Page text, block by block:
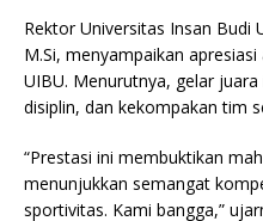
Rektor Universitas Insan Budi
M.Si, menyampaikan
UIBU. Menurutnya, gelar
disiplin, dan kekompakan tim
“Prestasi ini membuktikan
menunjukkan semangat
sportivitas. Kami bangga,”